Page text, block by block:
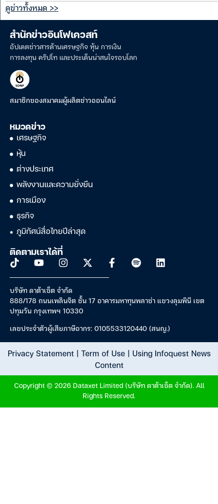
ดูข่าวทั้งหมด >>
สำนักข่าวอินโฟเควสท์
อัปเดตข่าวสารด้านเศรษฐกิจ หุ้น การเงิน
การลงทุน คริปโท และประเด็นน่าสนใจรอบโลก
สมาชิกของสมาคมผู้ผลิตข่าวออนไลน์
หมวดข่าว
เศรษฐกิจ
หุ้น
ต่างประเทศ
พลังงานและความยั่งยืน
การเมือง
ธุรกิจ
ภูมิทัศน์สื่อไทยปีล่าสุด
ติดตามเราได้ที่
บริษัท ดาต้าเซ็ต จำกัด
888/178 ถนนเพลินจิต ชั้น 17 อาคารมหาทุนพลาซ่า แขวงลุมพินี เขต
ปทุมวัน กรุงเทพฯ 10330
เลขประจำตัวผู้เสียภาษีอากร: 0105533120440 (สนญ.)
Privacy Statement| Term of Use| Using Infoquest News
Content
Copyright © 2026 Dataxet Limited (บริษัท ดาต้าเซ็ต จำกัด). All
Rights Reserved.